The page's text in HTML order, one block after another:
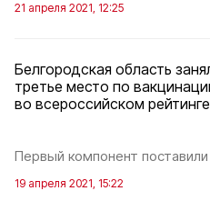
21 апреля 2021, 12:25
Белгородская область
третье место по
во всероссийском рейтинге
Первый компонент
19 апреля 2021, 15:22